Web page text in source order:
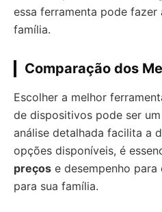
essa ferramenta pode fazer
família.
Comparação dos
Escolher a melhor
de dispositivos pode ser
análise detalhada facilita a
opções disponíveis, é
preços e desempenho
para sua família.